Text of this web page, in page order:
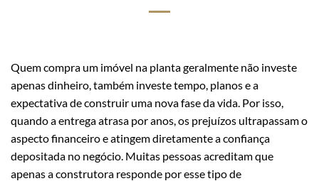
Quem compra um imóvel na planta geralmente não investe
apenas dinheiro, também investe tempo, planos e a
expectativa de construir uma nova fase da vida. Por isso,
quando a entrega atrasa por anos, os prejuízos ultrapassam o
aspecto financeiro e atingem diretamente a confiança
depositada no negócio. Muitas pessoas acreditam que
apenas a construtora responde por esse tipo de